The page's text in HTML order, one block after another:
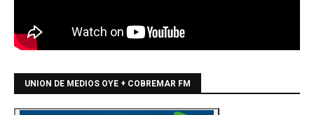
UNION DE MEDIOS OYE + COBREMAR FM